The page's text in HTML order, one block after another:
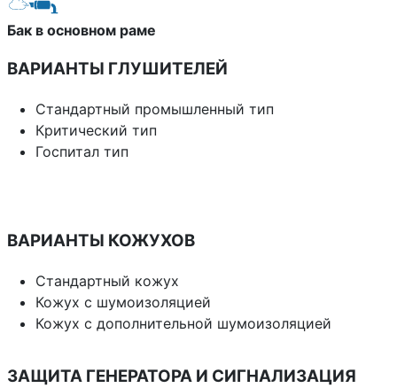
Бак в основном раме
ВАРИАНТЫ ГЛУШИТЕЛЕЙ
Стандартный промышленный тип
Критический тип
Госпитал тип
ВАРИАНТЫ КОЖУХОВ
Стандартный кожух
Кожух с шумоизоляцией
Кожух с дополнительной шумоизоляцией
ЗАЩИТА ГЕНЕРАТОРА И СИГНАЛИЗАЦИЯ